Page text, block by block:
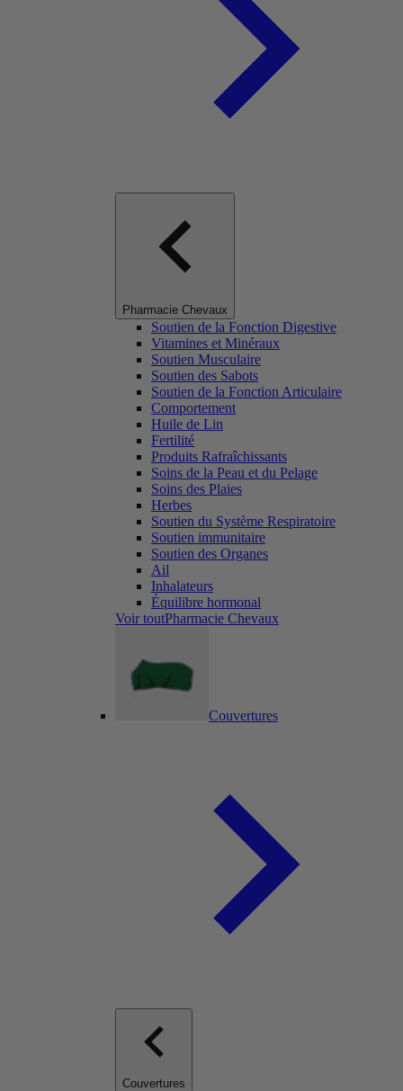
Pharmacie Chevaux
Soutien de la Fonction Digestive
Vitamines et Minéraux
Soutien Musculaire
Soutien des Sabots
Soutien de la Fonction Articulaire
Comportement
Huile de Lin
Fertilité
Produits Rafraîchissants
Soins de la Peau et du Pelage
Soins des Plaies
Herbes
Soutien du Système Respiratoire
Soutien immunitaire
Soutien des Organes
Ail
Inhalateurs
Équilibre hormonal
Voir toutPharmacie Chevaux
Couvertures
Couvertures